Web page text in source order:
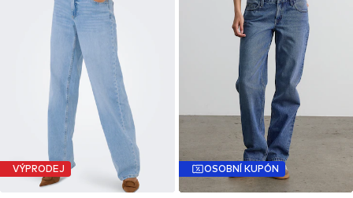
VÝPRODEJ OSOBNÍ KUPÓN